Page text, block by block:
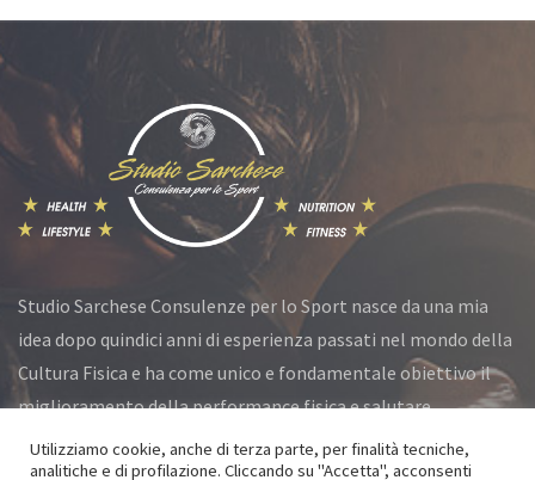
Studio Sarchese Consulenze per lo Sport nasce da una mia
idea dopo quindici anni di esperienza passati nel mondo della
Cultura Fisica e ha come unico e fondamentale obiettivo il
miglioramento della performance fisica e salutare.
Utilizziamo cookie, anche di terza parte, per finalità tecniche,
analitiche e di profilazione. Cliccando su "Accetta", acconsenti